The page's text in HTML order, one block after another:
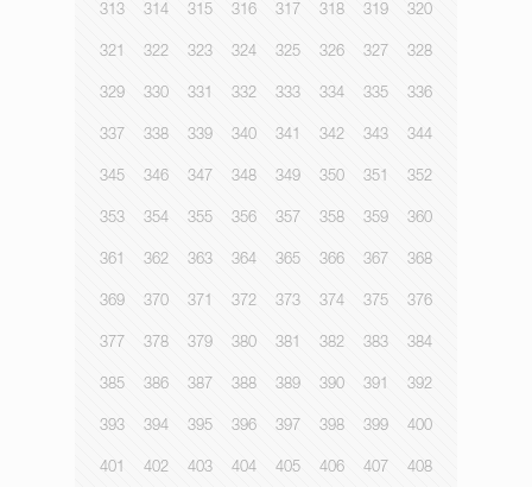
313 314 315 316 317 318 319 320
321 322 323 324 325 326 327 328
329 330 331 332 333 334 335 336
337 338 339 340 341 342 343 344
345 346 347 348 349 350 351 352
353 354 355 356 357 358 359 360
361 362 363 364 365 366 367 368
369 370 371 372 373 374 375 376
377 378 379 380 381 382 383 384
385 386 387 388 389 390 391 392
393 394 395 396 397 398 399 400
401 402 403 404 405 406 407 408